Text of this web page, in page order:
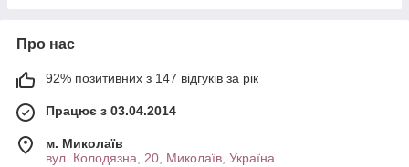
Про нас
92% позитивних з 147 відгуків за рік
Працює з 03.04.2014
м. Миколаїв
вул. Колодязна, 20, Миколаїв, Україна